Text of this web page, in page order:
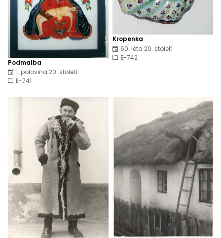
Podmalba
1. polovina 20. století
E-741
Kropenka
60. léta 20. století
E-742